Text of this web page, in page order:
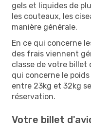
gels et liquides de
les couteaux, les
manière générale.
En ce qui concerne
des frais viennent
classe de votre billet
qui concerne le
entre 23kg et 32kg
réservation.
Votre billet